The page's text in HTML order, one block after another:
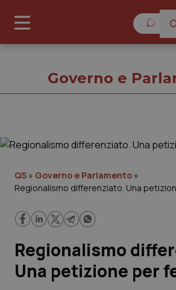
Cronache
Lavoro e Professioni
Governo e
QS » Governo e Parlamento »
Regionalismo differenziato. Una
Regionalismo
Una petizione per